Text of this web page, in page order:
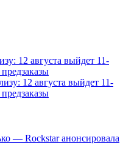
12 августа выйдет 11-
12 августа выйдет 11-
— Rockstar анонсировала